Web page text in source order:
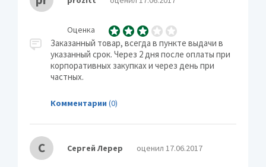
Оценка
Заказанный товар, всегда в пункте выдачи в
указанный срок. Через 2 дня после оплаты при
корпоративных закупках и через день при
частных.
Комментарии (0)
С Сергей Лерер оценил 17.06.2017